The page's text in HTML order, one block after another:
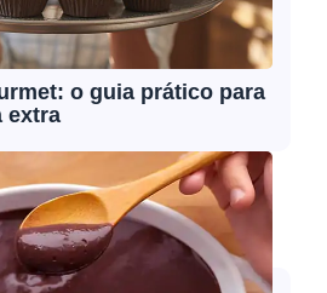
o guia prático para
extra